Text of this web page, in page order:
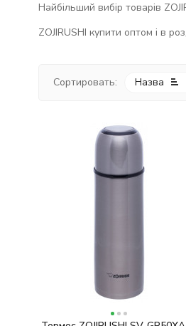
Найбільший вибір товарів
ZOJIRUSHI купити оптом і в
Сортировать: Назва